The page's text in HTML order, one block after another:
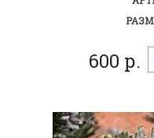
600 р.